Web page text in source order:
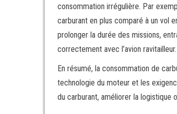
consommation irrégulière. Par
carburant en plus comparé à un vol
prolonger la durée des missions,
correctement avec l’avion ravitailleur.
En résumé, la consommation de
technologie du moteur et les
du carburant, améliorer la logistique